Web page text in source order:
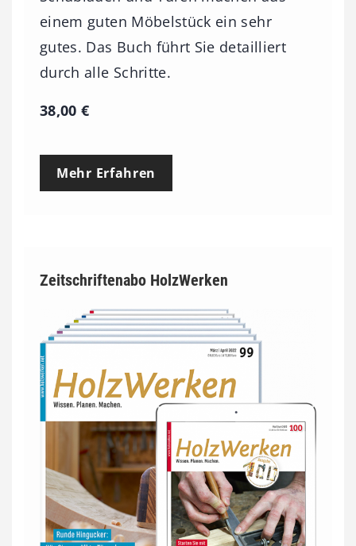
einem guten Möbelstück ein sehr
gutes. Das Buch führt Sie detailliert
durch alle Schritte.
38,00€
Mehr Erfahren
Zeitschriftenabo HolzWerken